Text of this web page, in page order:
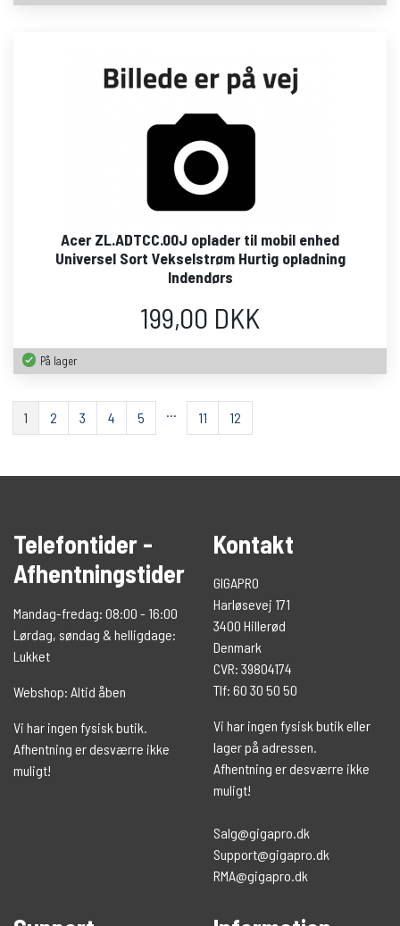
Acer ZL.ADTCC.00J oplader til mobil enhed
Universel Sort Vekselstrøm Hurtig opladning
Indendørs
199,00 DKK
På lager
1 2 3 4 5 11 12
Telefontider -
Afhentningstider
Mandag-fredag: 08:00 - 16:00
Lørdag, søndag & helligdage:
Lukket
Webshop: Altid åben
Vi har ingen fysisk butik.
Afhentning er desværre ikke
muligt!
Kontakt
GIGAPRO
Harløsevej 171
3400 Hillerød
Denmark
CVR: 39804174
Tlf: 60 30 50 50
Vi har ingen fysisk butik eller
lager på adressen.
Afhentning er desværre ikke
muligt!
Salg@gigapro.dk
Support@gigapro.dk
RMA@gigapro.dk